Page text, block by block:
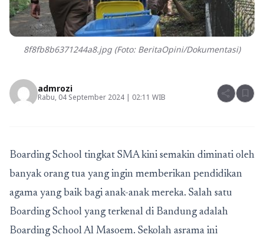
8f8fb8b6371244a8.jpg (Foto: BeritaOpini/Dokumentasi)
admrozi
Rabu, 04 September 2024 | 02:11 WIB share bookmark
Boarding School tingkat SMAkini semakin diminati oleh
banyak orang tua yang ingin memberikan pendidikan
agama yang baik bagi anak-anak mereka. Salah satu
Boarding School yang terkenal di Bandung adalah
Boarding School Al Masoem. Sekolah asrama ini